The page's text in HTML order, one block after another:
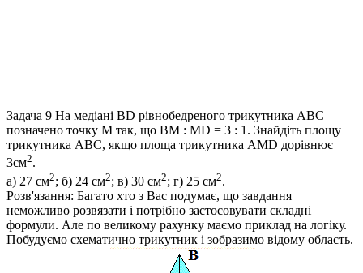
Задача 9 На медіані ВD рівнобедреного трикутника АВС
позначено точку М так, що ВМ : МD = 3 : 1. Знайдіть площу
трикутника АВС, якщо площа трикутника АМD дорівнює
3см2.
а) 27 см2; б) 24 см2; в) 30 см2; г) 25 см2.
Розв'язання: Багато хто з Вас подумає, що завдання
неможливо розвязати і потрібно застосовувати складні
формули. Але по великому рахунку маємо приклад на логіку.
Побудуємо схематично трикутник і зобразимо відому область.